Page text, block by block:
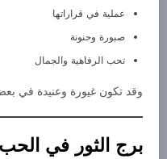
عملية في قراراتها
صبورة وحنونة
تحب الرفاهية والجمال
وقد تكون غيورة وعنيدة في
برج الثور في الحب